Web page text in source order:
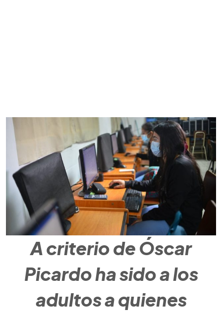
A criterio de Óscar
Picardo ha sido a los
adultos a quienes